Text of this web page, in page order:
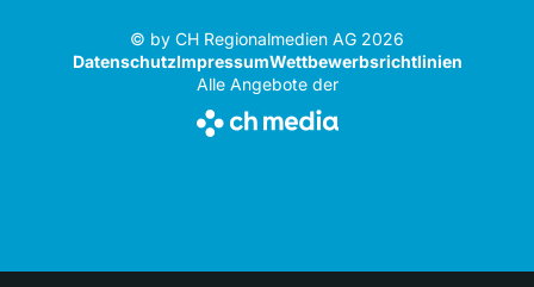
© by CH Regionalmedien AG 2026
DatenschutzImpressumWettbewerbsrichtlinien
Alle Angebote der